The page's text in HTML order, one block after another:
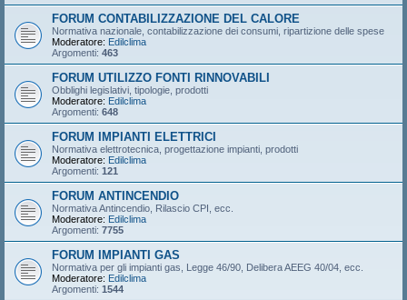
FORUM CONTABILIZZAZIONE DEL CALORE
Normativa nazionale, contabilizzazione dei consumi, ripartizione delle spese
Moderatore: Edilclima
Argomenti: 463
FORUM UTILIZZO FONTI RINNOVABILI
Obblighi legislativi, tipologie, prodotti
Moderatore: Edilclima
Argomenti: 648
FORUM IMPIANTI ELETTRICI
Normativa elettrotecnica, progettazione impianti, prodotti
Moderatore: Edilclima
Argomenti: 121
FORUM ANTINCENDIO
Normativa Antincendio, Rilascio CPI, ecc.
Moderatore: Edilclima
Argomenti: 7755
FORUM IMPIANTI GAS
Normativa per gli impianti gas, Legge 46/90, Delibera AEEG 40/04, ecc.
Moderatore: Edilclima
Argomenti: 1544